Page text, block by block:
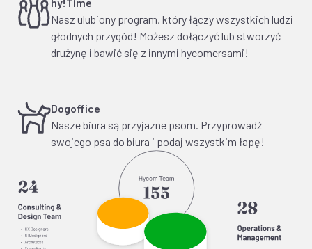
Nasz ulubiony program, który łączy wszystkich ludzi
głodnych przygód! Możesz dołączyć lub stworzyć
drużynę i bawić się z innymi hycomersami!
Dogoffice
Nasze biura są przyjazne psom. Przyprowadź
swojego psa do biura i podaj wszystkim łapę!